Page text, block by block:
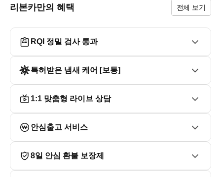
*교환 부위 없는 무사고
- 침수차/ 주행거리 조작/ 허위매물 걱정 NO!
- 타던 차 팔면 30만원 할인 - 대차 프로모션
------------------------------------------------
- 5%대 저금리 할부/ 리스/ KB 신용카드 결제 가능
------------------------------------------------
- 세금 계산서 또는 현금 영수증을 100% 발행하며
알선 수수료를 받지 않습니다.
------------------------------------------------
- 런닝맨, 나 혼자 산다, 살림남, 신랑수업, 워크맨 등
연예인들도 선택한 리본카
리본카만의 혜택 전체 보기
RQI 정밀 검사 통과
특허받은 냄새 케어 [보통]
1:1 맞춤형 라이브 상담
안심출고 서비스
8일 안심 환불 보장제